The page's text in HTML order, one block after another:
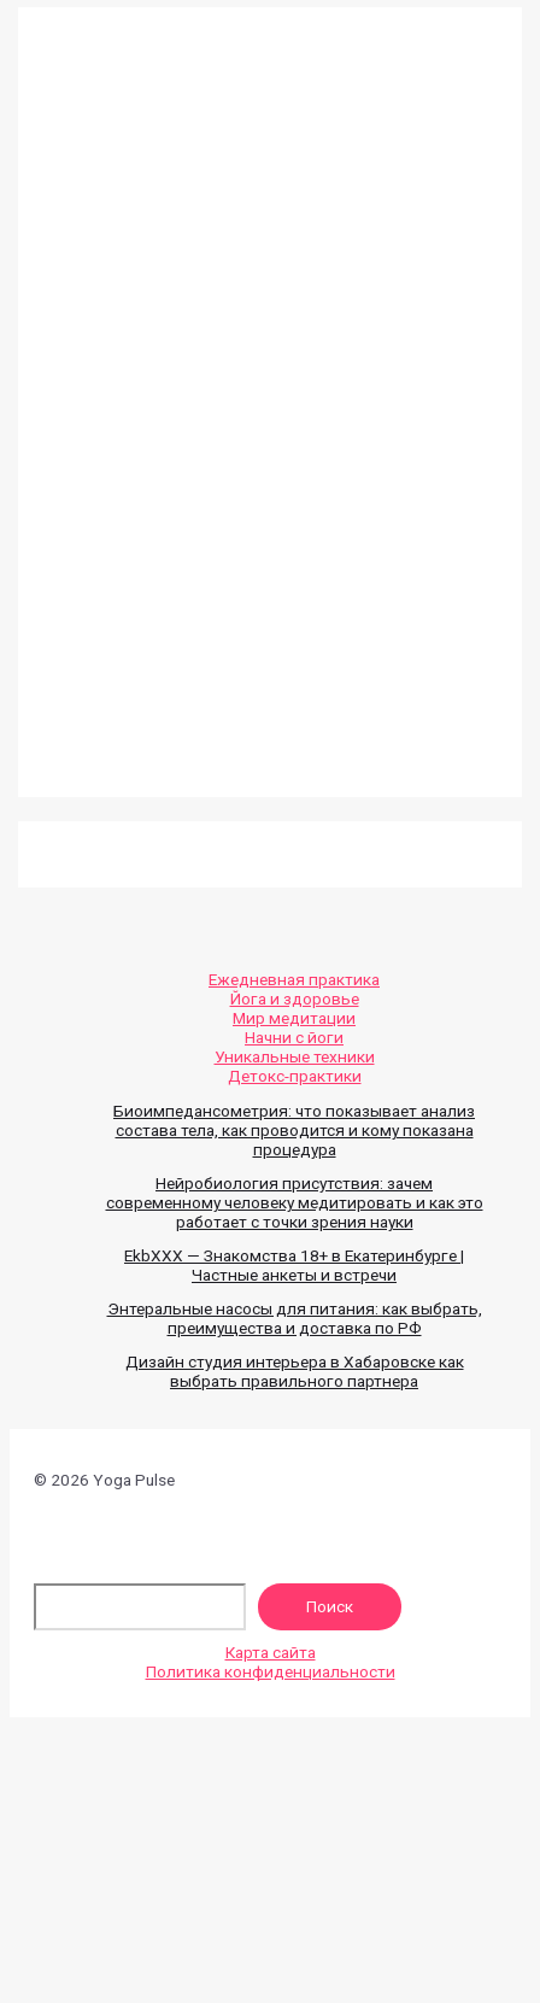
Ежедневная практика
Йога и здоровье
Мир медитации
Начни с йоги
Уникальные техники
Детокс-практики
Биоимпедансометрия: что показывает анализ
состава тела, как проводится и кому показана
процедура
Нейробиология присутствия: зачем
современному человеку медитировать и как это
работает с точки зрения науки
EkbXXX — Знакомства 18+ в Екатеринбурге |
Частные анкеты и встречи
Энтеральные насосы для питания: как выбрать,
преимущества и доставка по РФ
Дизайн студия интерьера в Хабаровске как
выбрать правильного партнера
© 2026 Yoga Pulse
Поиск
Карта сайта
Политика конфиденциальности